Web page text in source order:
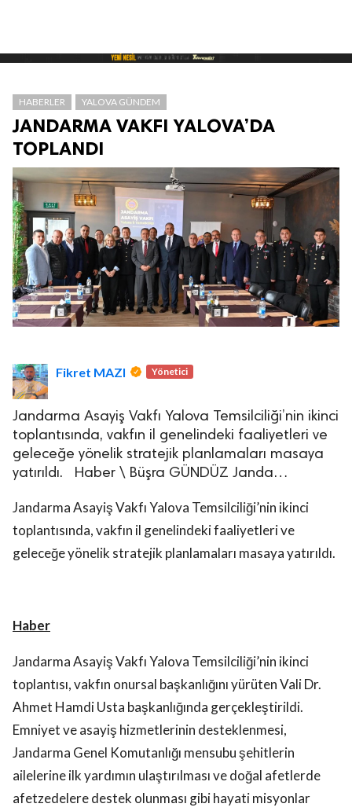
Asayiş
HABERLER YALOVA GÜNDEM
JANDARMA VAKFI YALOVA’DA
TOPLANDI
Fikret MAZI Yönetici
Jandarma Asayiş Vakfı Yalova Temsilciliği’nin ikinci
toplantısında, vakfın il genelindeki faaliyetleri ve
geleceğe yönelik stratejik planlamaları masaya
yatırıldı. Haber \ Büşra GÜNDÜZ Janda…
Jandarma Asayiş Vakfı Yalova Temsilciliği’nin ikinci
toplantısında, vakfın il genelindeki faaliyetleri ve
geleceğe yönelik stratejik planlamaları masaya yatırıldı.
Haber
Jandarma Asayiş Vakfı Yalova Temsilciliği’nin ikinci
toplantısı, vakfın onursal başkanlığını yürüten Vali Dr.
Ahmet Hamdi Usta başkanlığında gerçekleştirildi.
Emniyet ve asayiş hizmetlerinin desteklenmesi,
Jandarma Genel Komutanlığı mensubu şehitlerin
ailelerine ilk yardımın ulaştırılması ve doğal afetlerde
afetzedelere destek olunması gibi hayati misyonlar